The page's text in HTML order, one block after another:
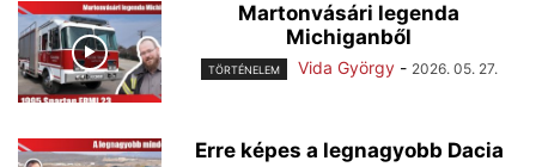
Martonvásári legenda
Michiganből
TÖRTÉNELEM Vida György - 2026. 05. 27.
Erre képes a legnagyobb Dacia